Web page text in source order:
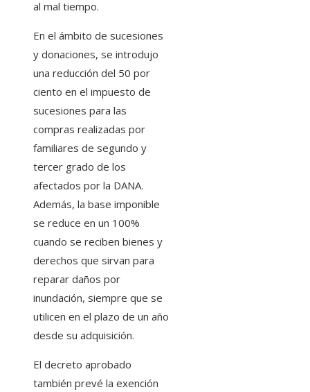
al mal tiempo.
En el ámbito de sucesiones
y donaciones, se introdujo
una reducción del 50 por
ciento en el impuesto de
sucesiones para las
compras realizadas por
familiares de segundo y
tercer grado de los
afectados por la DANA.
Además, la base imponible
se reduce en un 100%
cuando se reciben bienes y
derechos que sirvan para
reparar daños por
inundación, siempre que se
utilicen en el plazo de un año
desde su adquisición.
El decreto aprobado
también prevé la exención